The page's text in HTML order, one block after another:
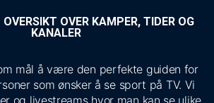
OVER KAMPER, TIDER OG
KANALER
mål å være den perfekte guiden for
som ønsker å se sport på TV. Vi
og livestreams hvor man kan se ulike